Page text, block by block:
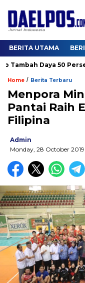
BERITA UTAMA
Daya 50 Persen
Home / Berita Terbaru
Menpora
Pantai Raih
Filipina
Admin
Monday, 28 October 2019